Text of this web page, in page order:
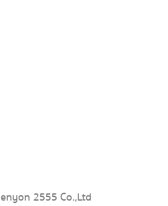
2555 Co.,Ltd